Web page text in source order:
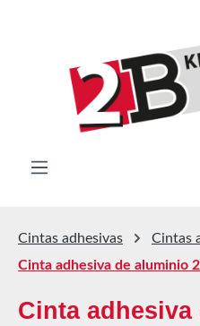
Cintas adhesivas
Cintas
Cinta adhesiva de aluminio
Cinta